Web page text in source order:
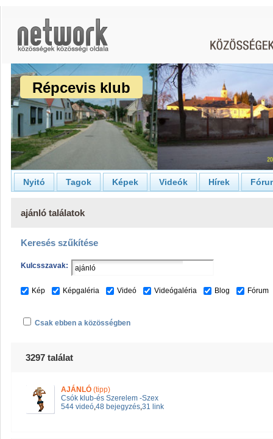
Répcevis klub
Nyitó Tagok Képek Videók Hírek
ajánló találatok
Keresés szűkítése
Kulcsszavak:
Kép Képgaléria Videó Videógaléria Blog Fórum
Csak ebben a közösségben
3297 találat
AJÁNLÓ (tipp)
Csók klub-és Szerelem -Szex
544 videó,48 bejegyzés,31 link